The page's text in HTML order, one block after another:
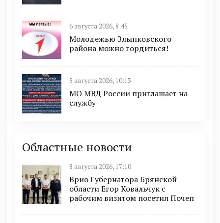
6 августа 2026, 8:45
Молодежью Злынковского
района можно гордиться!
5 августа 2026, 10:13
МО МВД России приглашает на
службу
Областные новости
8 августа 2026, 17:10
Врио Губернатора Брянской
области Егор Ковальчук с
рабочим визитом посетил Почеп